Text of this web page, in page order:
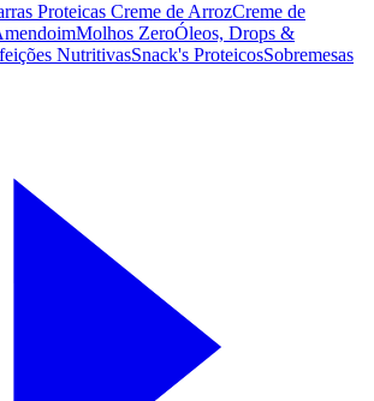
Proteicas Creme de ArrozCreme de
Molhos ZeroÓleos, Drops &
NutritivasSnack's ProteicosSobremesas